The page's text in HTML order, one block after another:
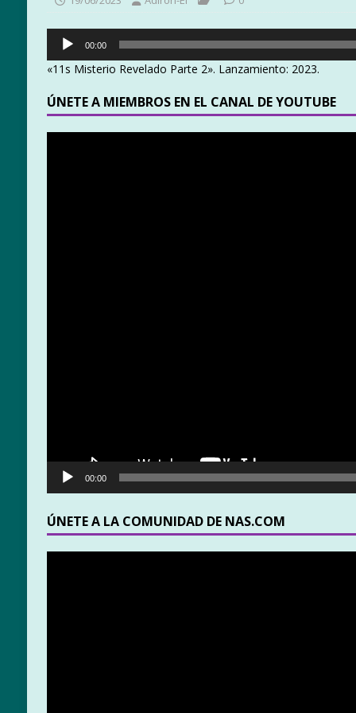
Reproductor
audio
00:00
«11s Misterio Revelado Parte 2». Lanzamiento: 2023.
ÚNETE A MIEMBROS EN EL CANAL DE YOUTUBE
00:00
ÚNETE A LA COMUNIDAD DE NAS.COM